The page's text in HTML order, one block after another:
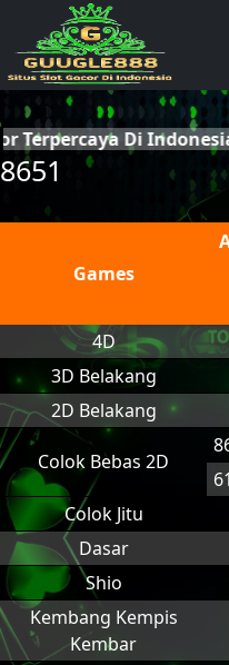
Di
8651
Games
4D
3D Belakang
2D Belakang
Colok Bebas 2D
Colok Jitu
Dasar
Shio
Kembang Kempis
Kembar